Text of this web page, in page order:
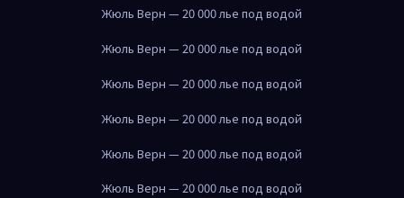
Жюль Верн — 20 000 лье под водой
Жюль Верн — 20 000 лье под водой
Жюль Верн — 20 000 лье под водой
Жюль Верн — 20 000 лье под водой
Жюль Верн — 20 000 лье под водой
Жюль Верн — 20 000 лье под водой